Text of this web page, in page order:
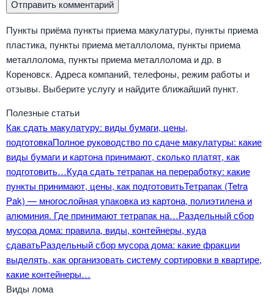
Пункты приёма пункты приема макулатуры, пункты приема
пластика, пункты приема металлолома, пункты приема
металлолома, пункты приема металлолома и др. в
Кореновск. Адреса компаний, телефоны, режим работы и
отзывы. Выберите услугу и найдите ближайший пункт.
Полезные статьи
Как сдать макулатуру: виды бумаги, цены,
подготовкаПолное руководство по сдаче макулатуры: какие
виды бумаги и картона принимают, сколько платят, как
подготовить…Куда сдать тетрапак на переработку: какие
пункты принимают, цены, как подготовитьТетрапак (Tetra
Pak) — многослойная упаковка из картона, полиэтилена и
алюминия. Где принимают тетрапак на…Раздельный сбор
мусора дома: правила, виды, контейнеры, куда
сдаватьРаздельный сбор мусора дома: какие фракции
выделять, как организовать систему сортировки в квартире,
какие контейнеры…
Виды лома